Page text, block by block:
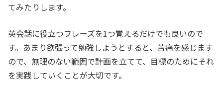
てみたりします。
英会話に役立つフレーズを1つ覚えるだけでも良いので
す。あまり欲張って勉強しようとすると、苦痛を感じます
ので、無理のない範囲で計画を立てて、目標のためにそれ
を実践していくことが大切です。